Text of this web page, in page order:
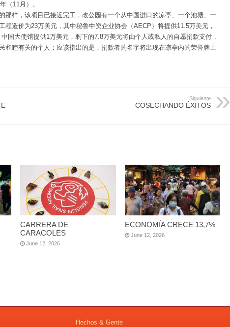
（11月）。
那样，该项目已接近完工，改公园有一个从中国进口的凉亭、一个池塘、一
程造价为23万美元，其中秘鲁中资企业协会（AECP）将提供11.5万美元，
国大使馆提供1万美元，剩下的7.8万美元将由个人或私人的自愿捐款支付，
和睦有关的个人；应该指出的是，捐款者的名字将出现在凉亭内的荣誉牌上
Siguiente
COSECHANDO ÉXITOS
CARRERA DE
CARACOLES
June 12, 2026
ECONOMÍA CRECE 13,7%
June 12, 2026
Hechos & Gente